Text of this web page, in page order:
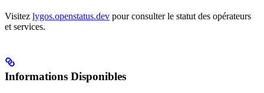
Visitez lygos.openstatus.dev pour consulter le statut des opérateurs
et services.
Informations Disponibles